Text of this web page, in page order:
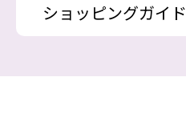
ショッピングガイド